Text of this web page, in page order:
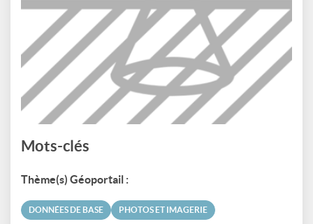
Mots-clés
Thème(s) Géoportail :
DONNÉES DE BASE PHOTOS ET IMAGERIE